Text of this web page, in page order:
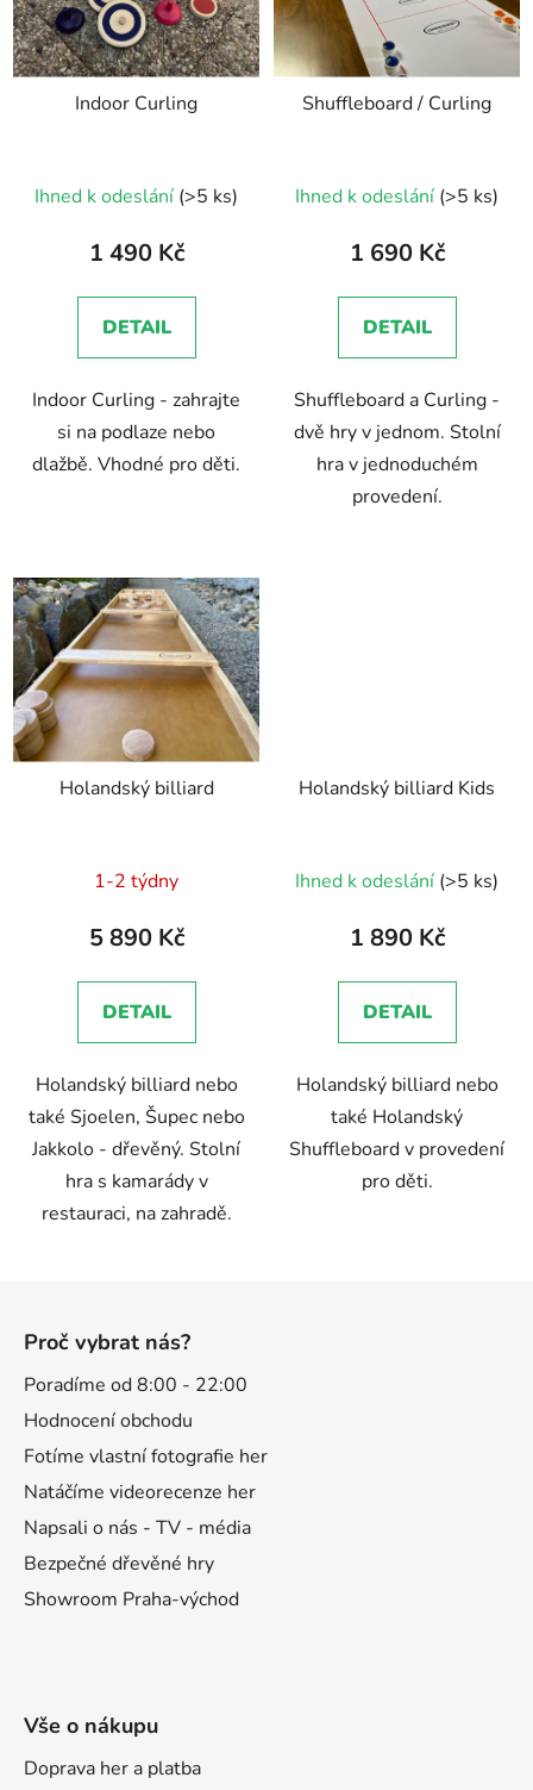
Indoor Curling
Ihned k odeslání (>5 ks)
1 490 Kč
DETAIL
Indoor Curling - zahrajte
si na podlaze nebo
dlažbě. Vhodné pro děti.
Shuffleboard / Curling
hodnocení
produktu
5,0
z
hvězdiček.
Ihned k odeslání (>5 ks)
1 690 Kč
DETAIL
Shuffleboard a Curling -
dvě hry v jednom. Stolní
hra v jednoduchém
provedení.
Holandský billiard
hodnocení
produktu
5,0
z
hvězdiček.
1-2 týdny
5 890 Kč
DETAIL
Holandský billiard nebo
také Sjoelen, Šupec nebo
Jakkolo - dřevěný. Stolní
hra s kamarády v
restauraci, na zahradě.
Holandský billiard Kids
Ihned k odeslání (>5 ks)
1 890 Kč
DETAIL
Holandský billiard nebo
také Holandský
Shuffleboard v provedení
pro děti.
Proč vybrat nás?
Poradíme od 8:00 - 22:00
Hodnocení obchodu
Fotíme vlastní fotografie her
Natáčíme videorecenze her
Napsali o nás - TV - média
Bezpečné dřevěné hry
Showroom Praha-východ
Vše o nákupu
Doprava her a platba